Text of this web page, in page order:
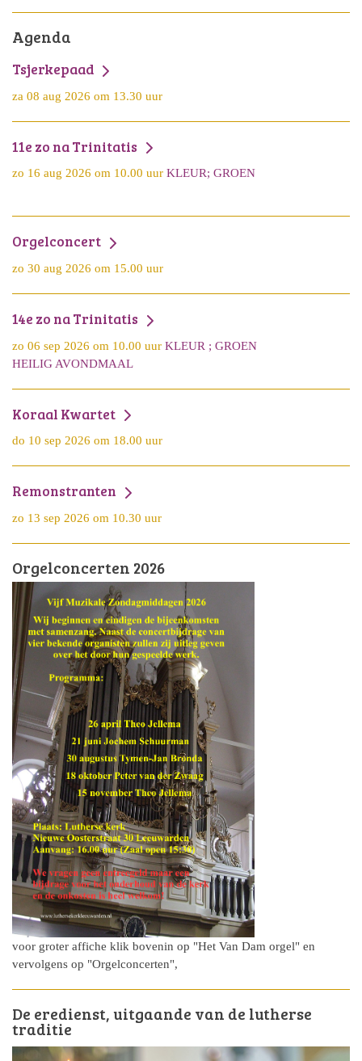
Agenda
Tsjerkepaad
za 08 aug 2026 om 13.30 uur
11e zo na Trinitatis
zo 16 aug 2026 om 10.00 uur KLEUR; GROEN
Orgelconcert
zo 30 aug 2026 om 15.00 uur
14e zo na Trinitatis
zo 06 sep 2026 om 10.00 uur KLEUR ; GROEN
HEILIG AVONDMAAL
Koraal Kwartet
do 10 sep 2026 om 18.00 uur
Remonstranten
zo 13 sep 2026 om 10.30 uur
Orgelconcerten 2026
voor groter affiche klik bovenin op "Het Van Dam orgel" en
vervolgens op "Orgelconcerten",
De eredienst, uitgaande van de lutherse
traditie